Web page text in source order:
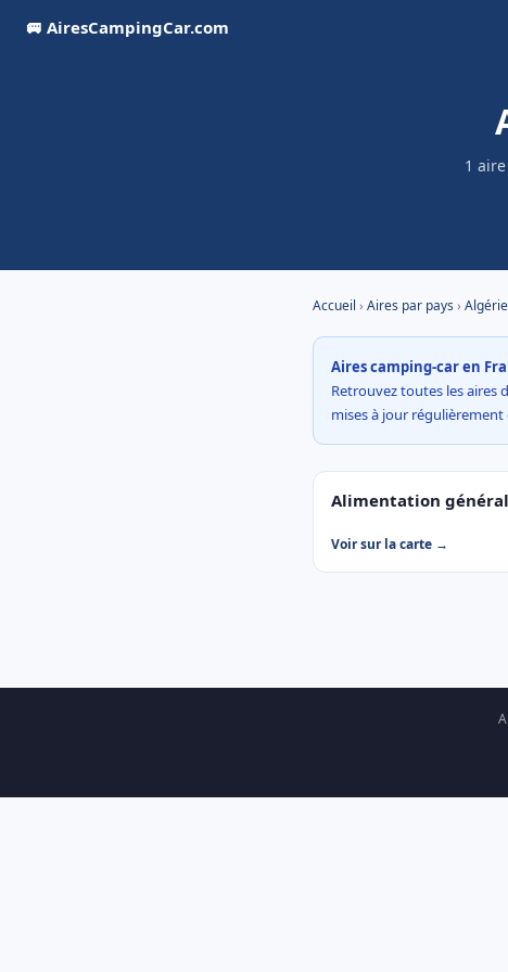
🚐 AiresCampingCar.com
1
Accueil › Aires par pays› Algérie
Aires camping-car en
Retrouvez toutes les aires
mises à jour
Alimentation
Voir sur la carte →